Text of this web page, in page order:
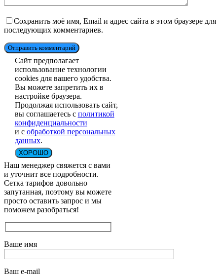
Сохранить моё имя, Email и адрес сайта в этом браузере для
последующих комментариев.
Отправить комментарий
Сайт предполагает
использование технологии
cookies для вашего удобства.
Вы можете запретить их в
настройке браузера.
Продолжая использовать сайт,
вы соглашаетесь с политикой
конфиденциальности
и с обработкой персональных
данных.
ХОРОШО
Наш менеджер свяжется с вами
и уточнит все подробности.
Сетка тарифов довольно
запутанная, поэтому вы можете
просто оставить запрос и мы
поможем разобраться!
Ваше имя
Ваш e-mail